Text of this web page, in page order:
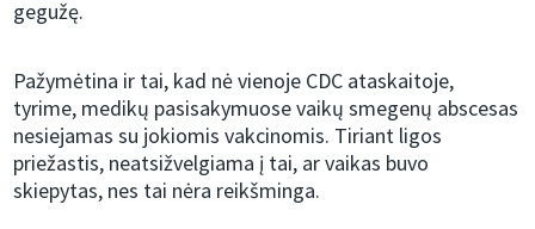
gegužę.
Pažymėtina ir tai, kad nė vienoje CDC ataskaitoje,
tyrime, medikų pasisakymuose vaikų smegenų abscesas
nesiejamas su jokiomis vakcinomis. Tiriant ligos
priežastis, neatsižvelgiama į tai, ar vaikas buvo
skiepytas, nes tai nėra reikšminga.